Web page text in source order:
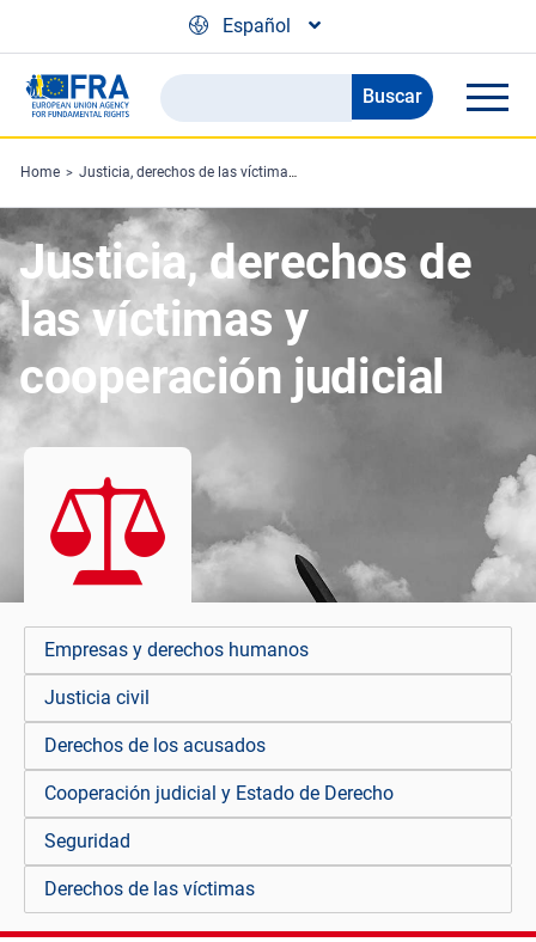
Español
Search
the
FRA
website
Buscar
Home Justicia, derechos de las víctimas y cooperación judicial
Justicia, derechos de
las víctimas y
cooperación judicial
Empresas y derechos humanos
Justicia civil
Derechos de los acusados
Cooperación judicial y Estado de Derecho
Seguridad
Derechos de las víctimas